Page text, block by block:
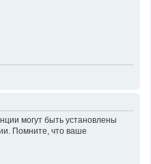
могут быть установлены
Помните, что ваше